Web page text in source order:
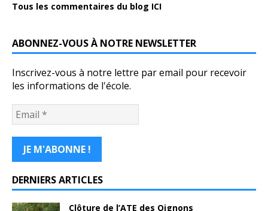
Tous les commentaires du blog ICI
ABONNEZ-VOUS À NOTRE NEWSLETTER
Inscrivez-vous à notre lettre par email pour recevoir
les informations de l'école.
DERNIERS ARTICLES
Clôture de l’ATE des Oignons